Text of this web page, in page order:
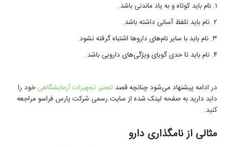
۱. نام باید کوتاه و به یاد ماندنی باشد.
۲. نام باید تلفظ آسانی داشته باشد.
۳. نام باید با سایر نام‌های داروها اشتباه گرفته نشود.
۴. نام باید تا حدی گویای ویژگی‌های دارویی باشد.
در ادامه پیشنهاد می‌شود چنانچه قصد تعمیر تجهیزات آزمایشگاهی خود را
داید دارید به صفحه لینک شده از سایت رسمی شرکت پارس فراسو مراجعه
کنید.
مثالی از نامگذاری دارو